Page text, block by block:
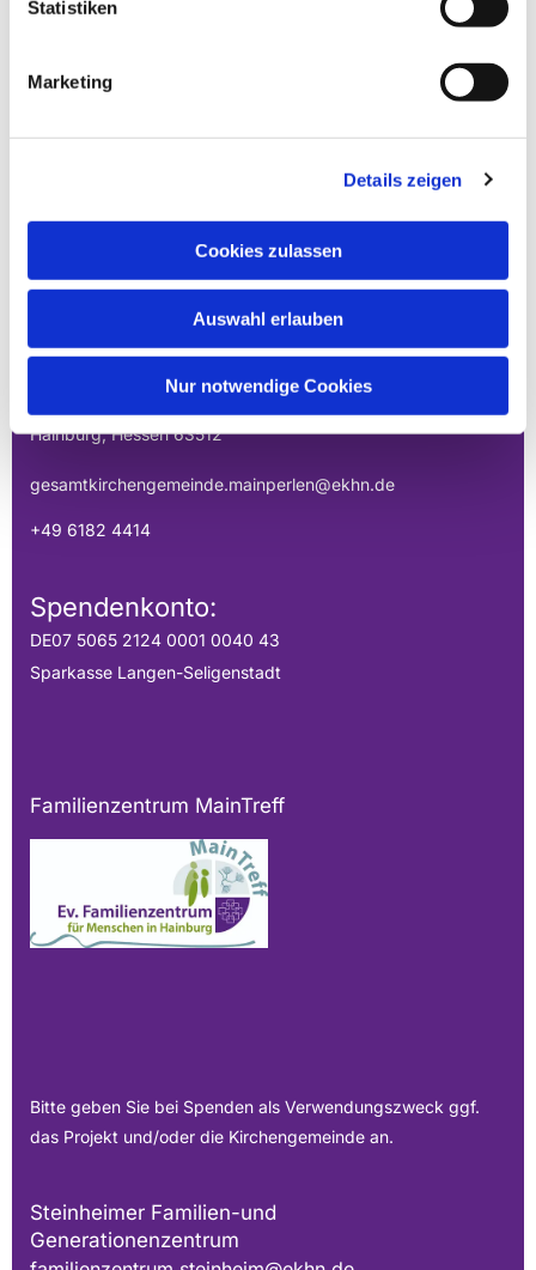
Statistiken
Marketing
Details zeigen
Cookies zulassen
Auswahl erlauben
Nur notwendige Cookies
EVANGELISCHE
GESAMTKIRCHENGEMEINDE DER
MAINPERLEN
Hainburg, Hessen 63512
gesamtkirchengemeinde.mainperlen@ekhn.de
+49 6182 4414
Spendenkonto:
DE07 5065 2124 0001 0040 43
Sparkasse Langen-Seligenstadt
Familienzentrum MainTreff
Bitte geben Sie bei Spenden als Verwendungszweck ggf.
das Projekt und/oder die Kirchengemeinde an.
Steinheimer Familien-und
Generationenzentrum